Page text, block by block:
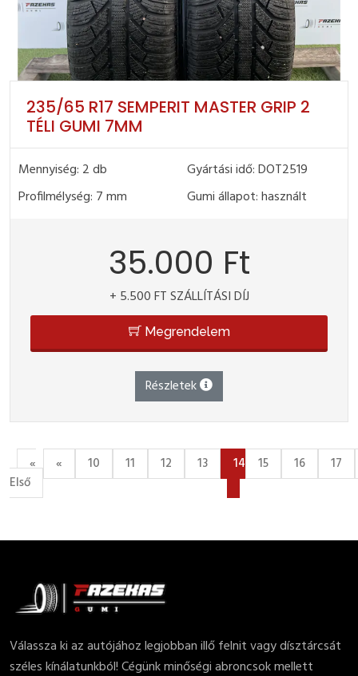
235/65 R17 SEMPERIT MASTER GRIP 2
TÉLI GUMI 7MM
Mennyiség: 2 db
Gyártási idő: DOT2519
Profilmélység: 7 mm
Gumi állapot: használt
35.000 Ft
+ 5.500 FT SZÁLLÍTÁSI DÍJ
Megrendelem
Részletek
«
Első
« 10 11 12 13
14
(current)
15 16 17
Válassza ki az autójához legjobban illő felnit vagy dísztárcsát
széles kínálatunkból! Cégünk minőségi abroncsok mellett